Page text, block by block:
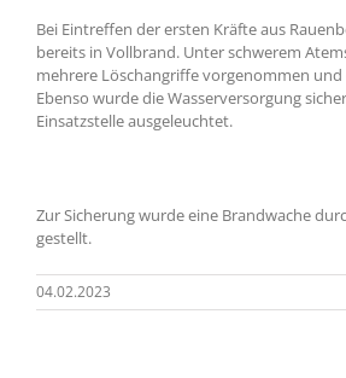
Bei Eintreffen der ersten Kräfte aus
bereits in Vollbrand. Unter schwerem
mehrere Löschangriffe vorgenommen
Ebenso wurde die Wasserversorgung
Einsatzstelle ausgeleuchtet.
Zur Sicherung wurde eine Brandwache
gestellt.
04.02.2023